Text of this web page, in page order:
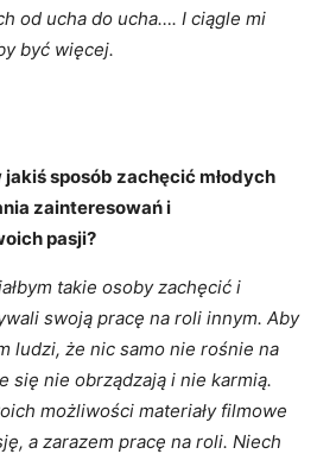
od ucha do ucha…. I ciągle mi
być więcej.
jakiś sposób zachęcić młodych
zainteresowań i
pasji?
takie osoby zachęcić i
swoją pracę na roli innym. Aby
ludzi, że nic samo nie rośnie na
się nie obrządzają i nie karmią.
możliwości materiały filmowe
a zarazem pracę na roli. Niech